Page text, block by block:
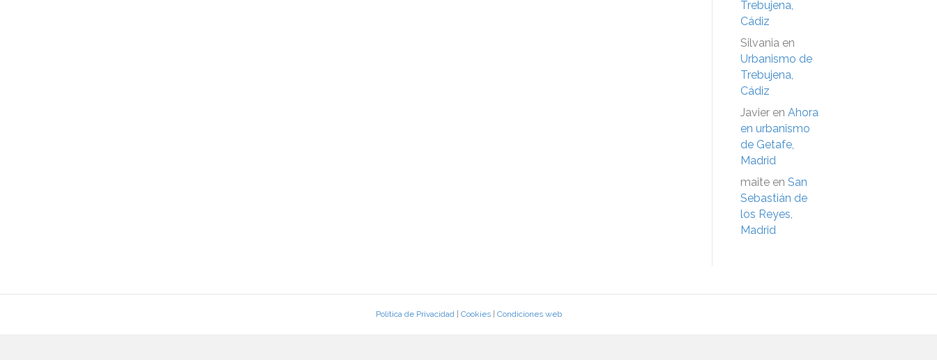
Trebujena,
Cádiz
Silvania en
Urbanismo de
Trebujena,
Cádiz
Javier en Ahora
en urbanismo
de Getafe,
Madrid
maite en San
Sebastián de
los Reyes,
Madrid
Política de Privacidad| Cookies| Condiciones web